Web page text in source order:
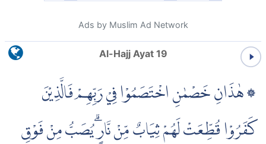
Ads by Muslim Ad Network
Al-Hajj Ayat 19
۞ هٰذَانِ خَصْمٰنِ اخْتَصَمُوْا فِيْ رَبِّهِمْ فَالَّذِيْنَ
كَفَرُوْا قُطِّعَتْ لَهُمْ ثِيَابٌ مِّنْ نَّارٍۗ يُصَبُّ مِنْ فَوْقِ